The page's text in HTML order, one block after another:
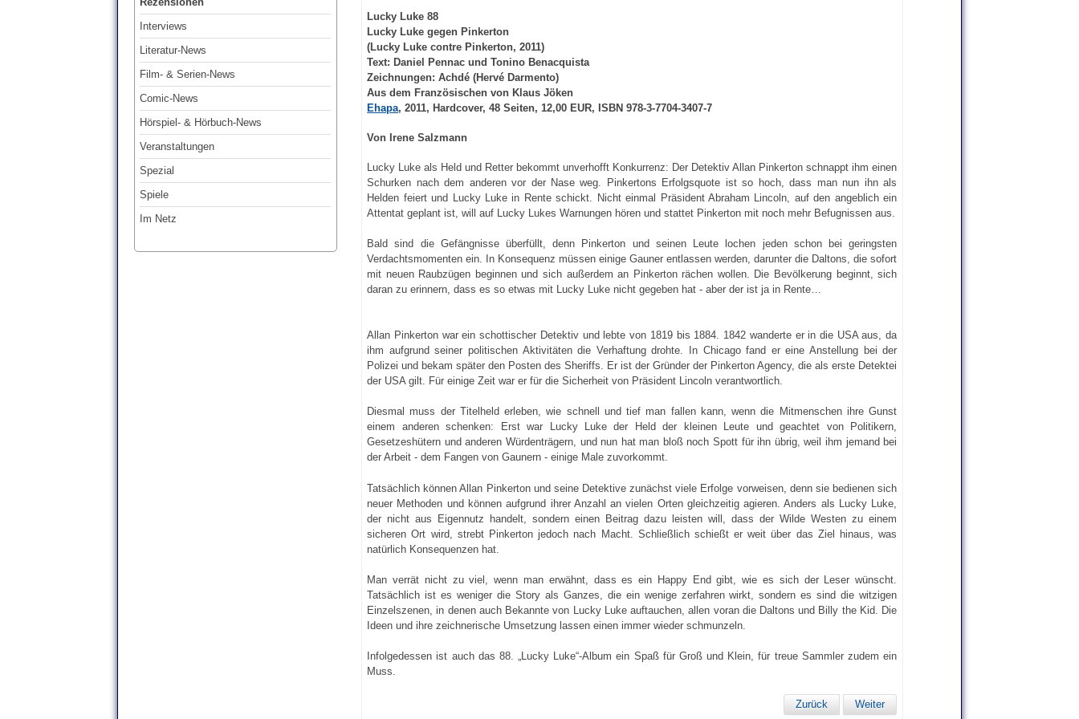
Interviews
Literatur-News
Film- & Serien-News
Comic-News
Hörspiel- & Hörbuch-News
Veranstaltungen
Spezial
Spiele
Im Netz
Lucky Luke 88
Lucky Luke gegen Pinkerton
(Lucky Luke contre Pinkerton, 2011)
Text: Daniel Pennac und Tonino Benacquista
Zeichnungen: Achdé (Hervé Darmento)
Aus dem Französischen von Klaus Jöken
Ehapa, 2011, Hardcover, 48 Seiten, 12,00 EUR, ISBN 978-3-7704-3407-7
Von Irene Salzmann
Lucky Luke als Held und Retter bekommt unverhofft Konkurrenz: Der Detektiv Allan Pinkerton schnappt ihm einen
Schurken nach dem anderen vor der Nase weg. Pinkertons Erfolgsquote ist so hoch, dass man nun ihn als
Helden feiert und Lucky Luke in Rente schickt. Nicht einmal Präsident Abraham Lincoln, auf den angeblich ein
Attentat geplant ist, will auf Lucky Lukes Warnungen hören und stattet Pinkerton mit noch mehr Befugnissen aus.
Bald sind die Gefängnisse überfüllt, denn Pinkerton und seinen Leute lochen jeden schon bei geringsten
Verdachtsmomenten ein. In Konsequenz müssen einige Gauner entlassen werden, darunter die Daltons, die sofort
mit neuen Raubzügen beginnen und sich außerdem an Pinkerton rächen wollen. Die Bevölkerung beginnt, sich
daran zu erinnern, dass es so etwas mit Lucky Luke nicht gegeben hat - aber der ist ja in Rente…
Allan Pinkerton war ein schottischer Detektiv und lebte von 1819 bis 1884. 1842 wanderte er in die USA aus, da
ihm aufgrund seiner politischen Aktivitäten die Verhaftung drohte. In Chicago fand er eine Anstellung bei der
Polizei und bekam später den Posten des Sheriffs. Er ist der Gründer der Pinkerton Agency, die als erste Detektei
der USA gilt. Für einige Zeit war er für die Sicherheit von Präsident Lincoln verantwortlich.
Diesmal muss der Titelheld erleben, wie schnell und tief man fallen kann, wenn die Mitmenschen ihre Gunst
einem anderen schenken: Erst war Lucky Luke der Held der kleinen Leute und geachtet von Politikern,
Gesetzeshütern und anderen Würdenträgern, und nun hat man bloß noch Spott für ihn übrig, weil ihm jemand bei
der Arbeit - dem Fangen von Gaunern - einige Male zuvorkommt.
Tatsächlich können Allan Pinkerton und seine Detektive zunächst viele Erfolge vorweisen, denn sie bedienen sich
neuer Methoden und können aufgrund ihrer Anzahl an vielen Orten gleichzeitig agieren. Anders als Lucky Luke,
der nicht aus Eigennutz handelt, sondern einen Beitrag dazu leisten will, dass der Wilde Westen zu einem
sicheren Ort wird, strebt Pinkerton jedoch nach Macht. Schließlich schießt er weit über das Ziel hinaus, was
natürlich Konsequenzen hat.
Man verrät nicht zu viel, wenn man erwähnt, dass es ein Happy End gibt, wie es sich der Leser wünscht.
Tatsächlich ist es weniger die Story als Ganzes, die ein wenige zerfahren wirkt, sondern es sind die witzigen
Einzelszenen, in denen auch Bekannte von Lucky Luke auftauchen, allen voran die Daltons und Billy the Kid. Die
Ideen und ihre zeichnerische Umsetzung lassen einen immer wieder schmunzeln.
Infolgedessen ist auch das 88. „Lucky Luke“-Album ein Spaß für Groß und Klein, für treue Sammler zudem ein
Muss.
Zurück Weiter